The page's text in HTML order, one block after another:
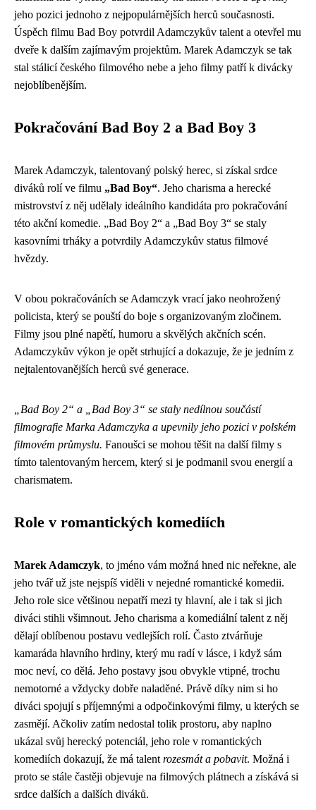
jeho pozici jednoho z nejpopulárnějších herců současnosti.
Úspěch filmu Bad Boy potvrdil Adamczykův talent a otevřel mu
dveře k dalším zajímavým projektům. Marek Adamczyk se tak
stal stálicí českého filmového nebe a jeho filmy patří k divácky
nejoblíbenějším.
Pokračování Bad Boy 2 a Bad Boy 3
Marek Adamczyk, talentovaný polský herec, si získal srdce
diváků rolí ve filmu „Bad Boy“. Jeho charisma a herecké
mistrovství z něj udělaly ideálního kandidáta pro pokračování
této akční komedie. „Bad Boy 2“ a „Bad Boy 3“ se staly
kasovními trháky a potvrdily Adamczykův status filmové
hvězdy.
V obou pokračováních se Adamczyk vrací jako neohrožený
policista, který se pouští do boje s organizovaným zločinem.
Filmy jsou plné napětí, humoru a skvělých akčních scén.
Adamczykův výkon je opět strhující a dokazuje, že je jedním z
nejtalentovanějších herců své generace.
„Bad Boy 2“ a „Bad Boy 3“ se staly nedílnou součástí
filmografie Marka Adamczyka a upevnily jeho pozici v polském
filmovém průmyslu. Fanoušci se mohou těšit na další filmy s
tímto talentovaným hercem, který si je podmanil svou energií a
charismatem.
Role v romantických komediích
Marek Adamczyk, to jméno vám možná hned nic neřekne, ale
jeho tvář už jste nejspíš viděli v nejedné romantické komedii.
Jeho role sice většinou nepatří mezi ty hlavní, ale i tak si jich
diváci stihli všimnout. Jeho charisma a komediální talent z něj
dělají oblíbenou postavu vedlejších rolí. Často ztvárňuje
kamaráda hlavního hrdiny, který mu radí v lásce, i když sám
moc neví, co dělá. Jeho postavy jsou obvykle vtipné, trochu
nemotorné a vždycky dobře naladěné. Právě díky nim si ho
diváci spojují s příjemnými a odpočinkovými filmy, u kterých se
zasmějí. Ačkoliv zatím nedostal tolik prostoru, aby naplno
ukázal svůj herecký potenciál, jeho role v romantických
komediích dokazují, že má talent rozesmát a pobavit. Možná i
proto se stále častěji objevuje na filmových plátnech a získává si
srdce dalších a dalších diváků.